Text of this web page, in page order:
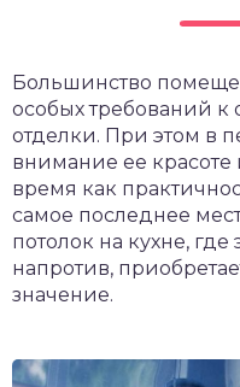
Большинство
особых требований к
отделки. При этом в
внимание ее красоте
время как
самое последнее
потолок на кухне, где
напротив,
значение.